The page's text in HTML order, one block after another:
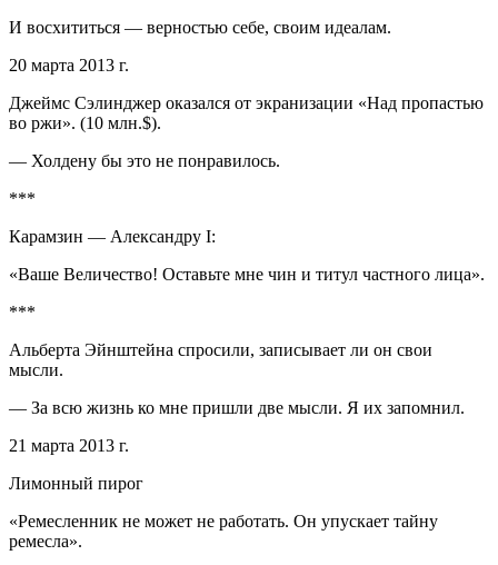
И восхититься — верностью себе, своим идеалам.
20 марта 2013 г.
Джеймс Сэлинджер оказался от экранизации «Над пропастью
во ржи». (10 млн.$).
— Холдену бы это не понравилось.
***
Карамзин — Александру I:
«Ваше Величество! Оставьте мне чин и титул частного лица».
***
Альберта Эйнштейна спросили, записывает ли он свои
мысли.
— За всю жизнь ко мне пришли две мысли. Я их запомнил.
21 марта 2013 г.
Лимонный пирог
«Ремесленник не может не работать. Он упускает тайну
ремесла».